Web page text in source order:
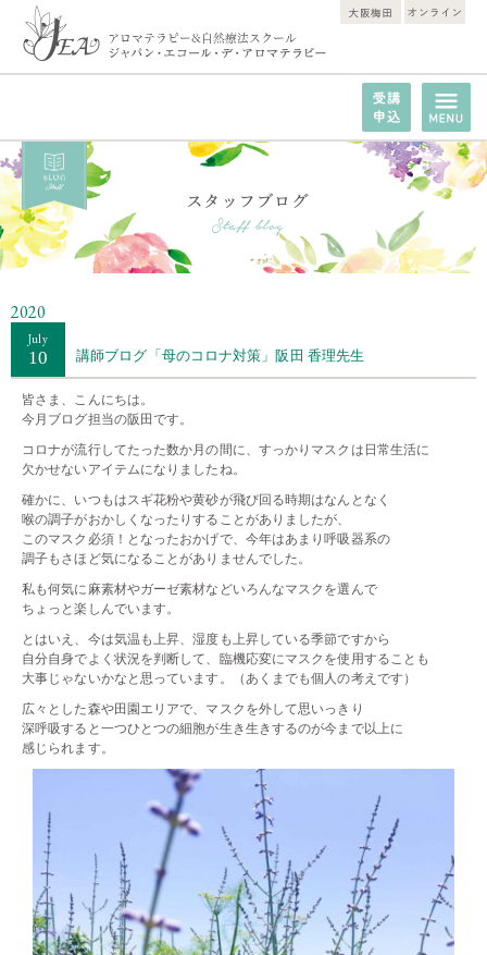
2020
July
10 講師ブログ「母のコロナ対策」阪田 香理先生
皆さま、こんにちは。
今月ブログ担当の阪田です。
コロナが流行してたった数か月の間に、すっかりマスクは日常生活に
欠かせないアイテムになりましたね。
確かに、いつもはスギ花粉や黄砂が飛び回る時期はなんとなく
喉の調子がおかしくなったりすることがありましたが、
このマスク必須！となったおかげで、今年はあまり呼吸器系の
調子もさほど気になることがありませんでした。
私も何気に麻素材やガーゼ素材などいろんなマスクを選んで
ちょっと楽しんでいます。
とはいえ、今は気温も上昇、湿度も上昇している季節ですから
自分自身でよく状況を判断して、臨機応変にマスクを使用することも
大事じゃないかなと思っています。（あくまでも個人の考えです）
広々とした森や田園エリアで、マスクを外して思いっきり
深呼吸すると一つひとつの細胞が生き生きするのが今まで以上に
感じられます。